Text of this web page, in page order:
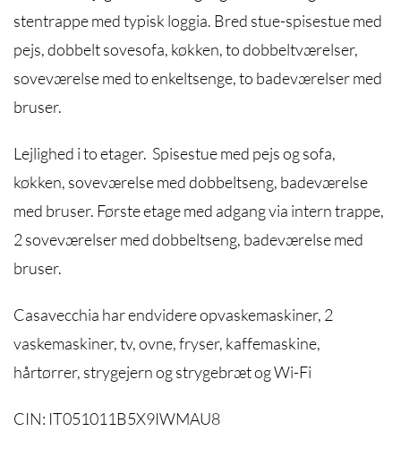
stentrappe med typisk loggia. Bred stue-spisestue med
pejs, dobbelt sovesofa, køkken, to dobbeltværelser,
soveværelse med to enkeltsenge, to badeværelser med
bruser.
Lejlighed i to etager. Spisestue med pejs og sofa,
køkken, soveværelse med dobbeltseng, badeværelse
med bruser. Første etage med adgang via intern trappe,
2 soveværelser med dobbeltseng, badeværelse med
bruser.
Casavecchia har endvidere opvaskemaskiner, 2
vaskemaskiner, tv, ovne, fryser, kaffemaskine,
hårtørrer, strygejern og strygebræt og Wi-Fi
CIN: IT051011B5X9IWMAU8